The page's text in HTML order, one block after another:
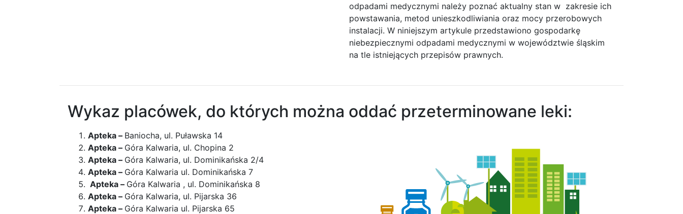
odpadami medycznymi należy poznać aktualny stan w zakresie ich
powstawania, metod unieszkodliwiania oraz mocy przerobowych
instalacji. W niniejszym artykule przedstawiono gospodarkę
niebezpiecznymi odpadami medycznymi w województwie śląskim
na tle istniejących przepisów prawnych.
Wykaz placówek, do których można oddać przeterminowane leki:
Apteka – Baniocha, ul. Puławska 14
Apteka – Góra Kalwaria, ul. Chopina 2
Apteka – Góra Kalwaria, ul. Dominikańska 2/4
Apteka – Góra Kalwaria ul. Dominikańska 7
Apteka – Góra Kalwaria , ul. Dominikańska 8
Apteka – Góra Kalwaria, ul. Pijarska 36
Apteka – Góra Kalwaria ul. Pijarska 65